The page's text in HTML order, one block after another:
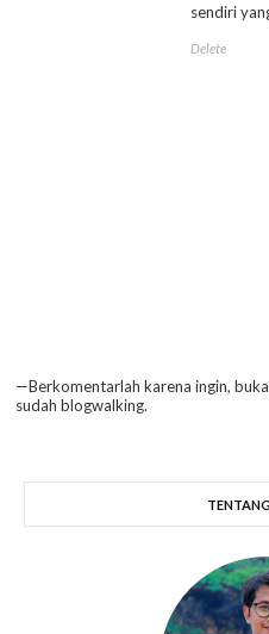
sendiri
Delete
—Berkomentarlah karena ingin,
sudah blogwalking.